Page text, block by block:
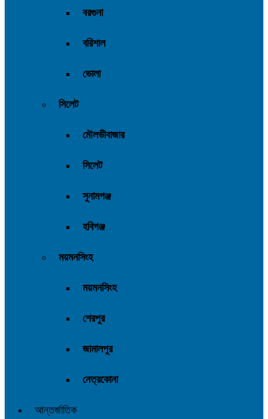
বরগুনা
বরিশাল
ভোলা
সিলেট
মৌলভীবাজার
সিলেট
সুনামগঞ্জ
হবিগঞ্জ
ময়মনসিংহ
ময়মনসিংহ
শেরপুর
জামালপুর
নেত্রকোনা
আন্তর্জাতিক